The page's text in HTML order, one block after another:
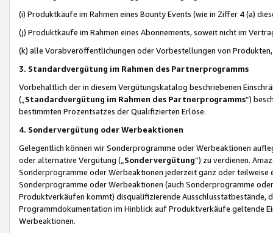
(i) Produktkäufe im Rahmen eines Bounty Events (wie in Ziffer 4 (a)
(j) Produktkäufe im Rahmen eines Abonnements, soweit nicht im
(k) alle Vorabveröffentlichungen oder Vorbestellungen von
3. Standardvergütung im Rahmen des Partnerprogramms
Vorbehaltlich der in diesem Vergütungskatalog beschriebenen
(„ Standardvergütung im Rahmen des Partnerprogramms“)
bestimmten Prozentsatzes der Qualifizierten Erlöse.
4. Sondervergütung oder Werbeaktionen
Gelegentlich können wir Sonderprogramme oder Werbeaktionen
oder alternative Vergütung („ Sondervergütung”) zu verdienen.
Sonderprogramme oder Werbeaktionen jederzeit ganz oder
Sonderprogramme oder Werbeaktionen (auch Sonderprogramme
Produktverkäufen kommt) disqualifizierende Ausschlusstatbestände,
Programmdokumentation im Hinblick auf Produktverkäufe geltende
Werbeaktionen.